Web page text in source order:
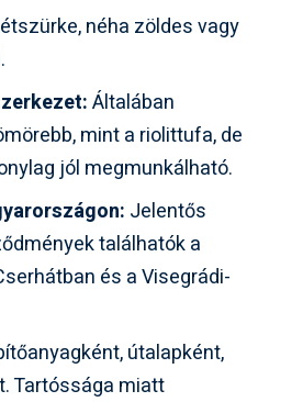
néha zöldes vagy
Általában
mint a riolittufa, de
jól megmunkálható.
Jelentős
találhatók a
és aVisegrádi-
útalapként,
Tartóssága miatt